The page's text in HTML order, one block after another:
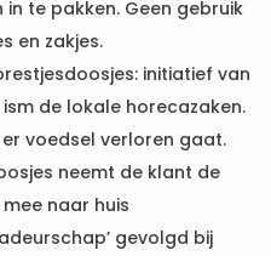
te pakken. Geen gebruik
en zakjes.
initiatief van
de lokale horecazaken.
voedsel verloren gaat.
neemt de klant de
naar huis
gevolgd bij